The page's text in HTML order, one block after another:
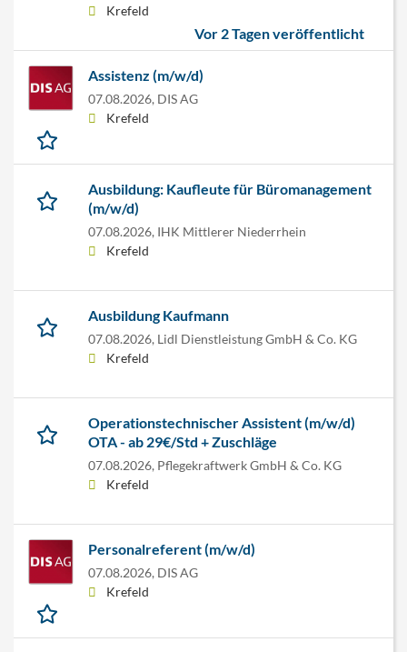
Krefeld
Vor 2 Tagen veröffentlicht
Assistenz (m/w/d)
07.08.2026, DIS AG
Krefeld
Ausbildung: Kaufleute für Büromanagement
(m/w/d)
07.08.2026, IHK Mittlerer Niederrhein
Krefeld
Ausbildung Kaufmann
07.08.2026, Lidl Dienstleistung GmbH & Co. KG
Krefeld
Operationstechnischer Assistent (m/w/d)
OTA - ab 29€/Std + Zuschläge
07.08.2026, Pflegekraftwerk GmbH & Co. KG
Krefeld
Personalreferent (m/w/d)
07.08.2026, DIS AG
Krefeld